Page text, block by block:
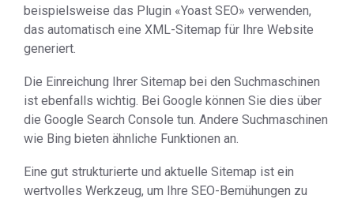
beispielsweise das Plugin «Yoast SEO» verwenden,
das automatisch eine XML-Sitemap für Ihre Website
generiert.
Die Einreichung Ihrer Sitemap bei den Suchmaschinen
ist ebenfalls wichtig. Bei Google können Sie dies über
die Google Search Console tun. Andere Suchmaschinen
wie Bing bieten ähnliche Funktionen an.
Eine gut strukturierte und aktuelle Sitemap ist ein
wertvolles Werkzeug, um Ihre SEO-Bemühungen zu